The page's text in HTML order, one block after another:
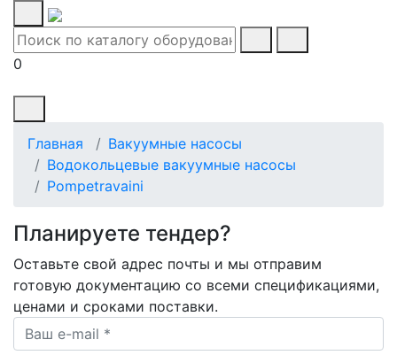
0
Главная
Вакуумные насосы
Водокольцевые вакуумные насосы
Pompetravaini
Планируете тендер?
Оставьте свой адрес почты и мы отправим
готовую документацию со всеми спецификациями,
ценами и сроками поставки.
Ваш e-mail *